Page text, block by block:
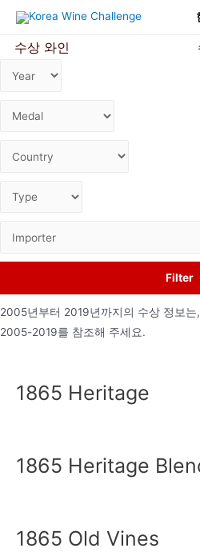
Skip
content
수상 와인
Filter
2005년부터 2019년까지의 수상 정보
2005-2019를 참조해 주세요.
1865 Heritage
1865 Heritage
1865 Old Vines